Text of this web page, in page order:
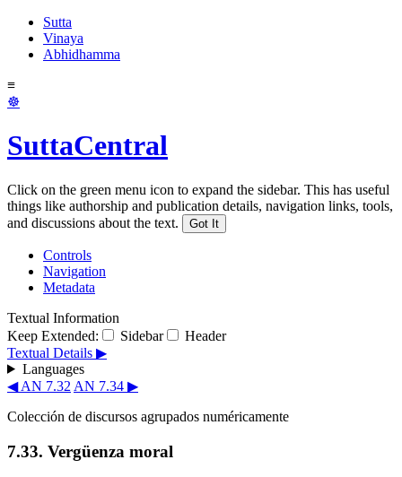
Sutta
Vinaya
Abhidhamma
≡
☸
SuttaCentral
Click on the green menu icon to expand the sidebar. This has useful
things like authorship and publication details, navigation links, tools,
and discussions about the text.
Got It
Controls
Navigation
Metadata
Textual Information
Keep Extended:
Sidebar
Header
Textual Details ▶
Languages
◀ AN 7.32 AN 7.34 ▶
Colección de discursos agrupados numéricamente
7.33. Vergüenza moral